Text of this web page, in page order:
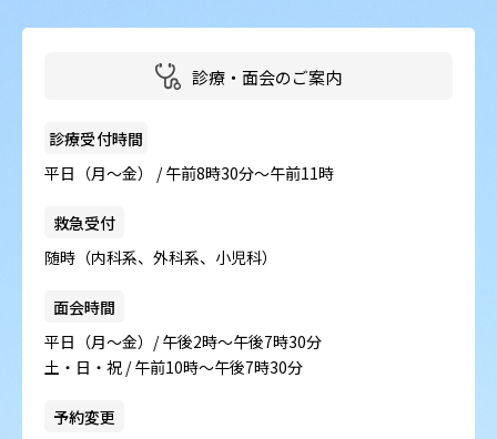
診療・面会のご案内
診療受付時間
平日（月～金） / 午前8時30分～午前11時
救急受付
随時（内科系、外科系、小児科）
面会時間
平日（月～金）/ 午後2時～午後7時30分
土・日・祝 / 午前10時～午後7時30分
予約変更